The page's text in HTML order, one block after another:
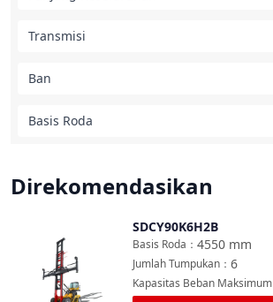
Transmisi
Ban
Basis Roda
Direkomendasikan
Bandingkan
SDCY90K6H2B
4550 mm
Basis Roda ：
6
Jumlah Tumpukan ：
Kapasitas Beban Maksimum